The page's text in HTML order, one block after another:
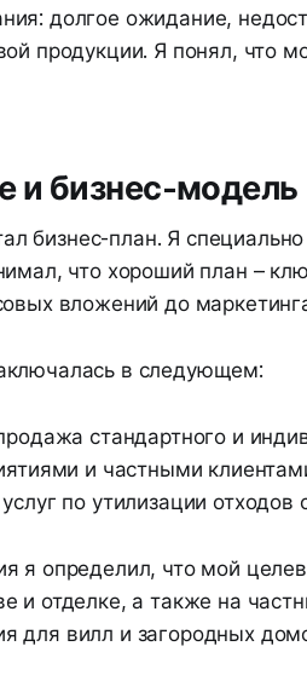
долгое ожидание,
продукции. Я понял, что
и бизнес-модель
бизнес-план. Я специально
что хороший план –
вложений до
в следующем:
стандартного и
и частными
по утилизации отходов
я определил, что мой
и отделке, а также на
для вилл и загородных